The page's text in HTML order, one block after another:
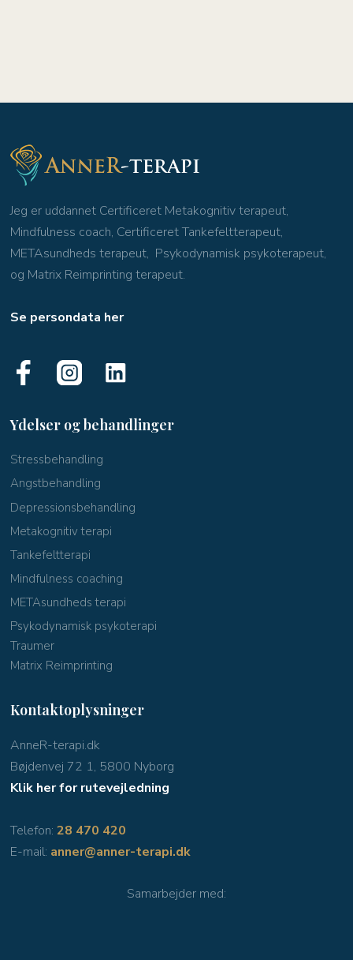
Jeg er uddannet Certificeret Metakognitiv terapeut,
Mindfulness coach, Certificeret Tankefeltterapeut,
METAsundheds terapeut, Psykodynamisk psykoterapeut,
og Matrix Reimprinting terapeut.
Se persondata her
Ydelser og behandlinger
​Stressbehandling
Angstbehandling
Depressionsbehandling
Metakognitiv terapi
Tankefeltterapi
Mindfulness coaching
METAsundheds terapi
Psykodynamisk psykoterapi
Traumer
Matrix Reimprinting
Kontaktoplysninger
AnneR-terapi.dk
Bøjdenvej 72 1, 5800 Nyborg
Klik her for rutevejledning
Telefon:28 470 420
E-mail: anner@anner-terapi.dk
Samarbejder med​: